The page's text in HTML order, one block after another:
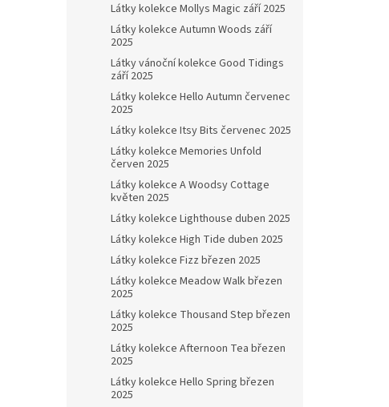
Látky kolekce Mollys Magic září 2025
Látky kolekce Autumn Woods září
2025
Látky vánoční kolekce Good Tidings
září 2025
Látky kolekce Hello Autumn červenec
2025
Látky kolekce Itsy Bits červenec 2025
Látky kolekce Memories Unfold
červen 2025
Látky kolekce A Woodsy Cottage
květen 2025
Látky kolekce Lighthouse duben 2025
Látky kolekce High Tide duben 2025
Látky kolekce Fizz březen 2025
Látky kolekce Meadow Walk březen
2025
Látky kolekce Thousand Step březen
2025
Látky kolekce Afternoon Tea březen
2025
Látky kolekce Hello Spring březen
2025